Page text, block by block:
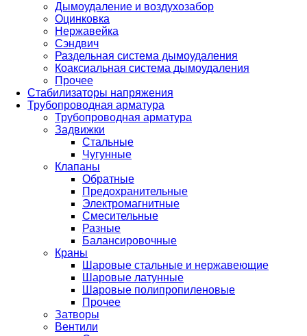
Дымоудаление и воздухозабор
Оцинковка
Нержавейка
Сэндвич
Раздельная система дымоудаления
Коаксиальная система дымоудаления
Прочее
Стабилизаторы напряжения
Трубопроводная арматура
Трубопроводная арматура
Задвижки
Стальные
Чугунные
Клапаны
Обратные
Предохранительные
Электромагнитные
Смесительные
Разные
Балансировочные
Краны
Шаровые стальные и нержавеющие
Шаровые латунные
Шаровые полипропиленовые
Прочее
Затворы
Вентили